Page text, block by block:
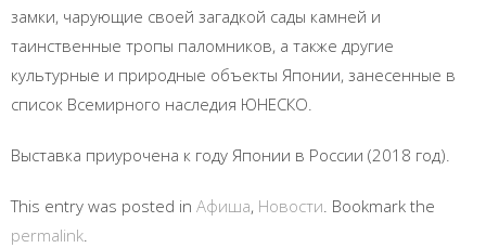
замки, чарующие своей загадкой сады камней и
таинственные тропы паломников, а также другие
культурные и природные объекты Японии, занесенные в
список Всемирного наследия ЮНЕСКО.
Выставка приурочена к году Японии в России (2018 год).
This entry was posted in Афиша, Новости. Bookmark the
permalink.